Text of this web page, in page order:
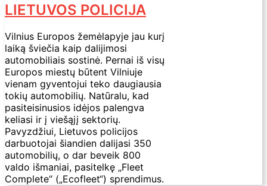
LIETUVOS POLICIJA
Vilnius Europos žemėlapyje jau kurį
laiką šviečia kaip dalijimosi
automobiliais sostinė. Pernai iš visų
Europos miestų būtent Vilniuje
vienam gyventojui teko daugiausia
tokių automobilių. Natūralu, kad
pasiteisinusios idėjos palengva
keliasi ir į viešąjį sektorių.
Pavyzdžiui, Lietuvos policijos
darbuotojai šiandien dalijasi 350
automobilių, o dar beveik 800
valdo išmaniai, pasitelkę „Fleet
Complete“ („Ecofleet“) sprendimus.